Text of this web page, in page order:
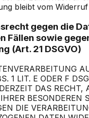
bleibt vom
gegen die
Fällen sowie
(Art. 21 DSGVO)
1 LIT. E ODER F
DAS RECHT,
BESONDEREN
DIE